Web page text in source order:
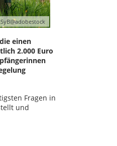
einen
2.000 Euro
Fragen in
und